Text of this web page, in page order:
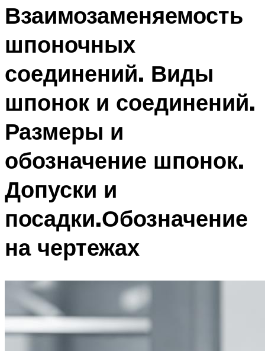
Взаимозаменяемость
шпоночных
соединений. Виды
шпонок и соединений.
Размеры и
обозначение шпонок.
Допуски и
посадки.Обозначение
на чертежах